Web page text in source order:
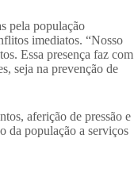
pela população
imediatos. “Nosso
Essa presença faz com
seja na prevenção de
aferição de pressão e
da população a serviços